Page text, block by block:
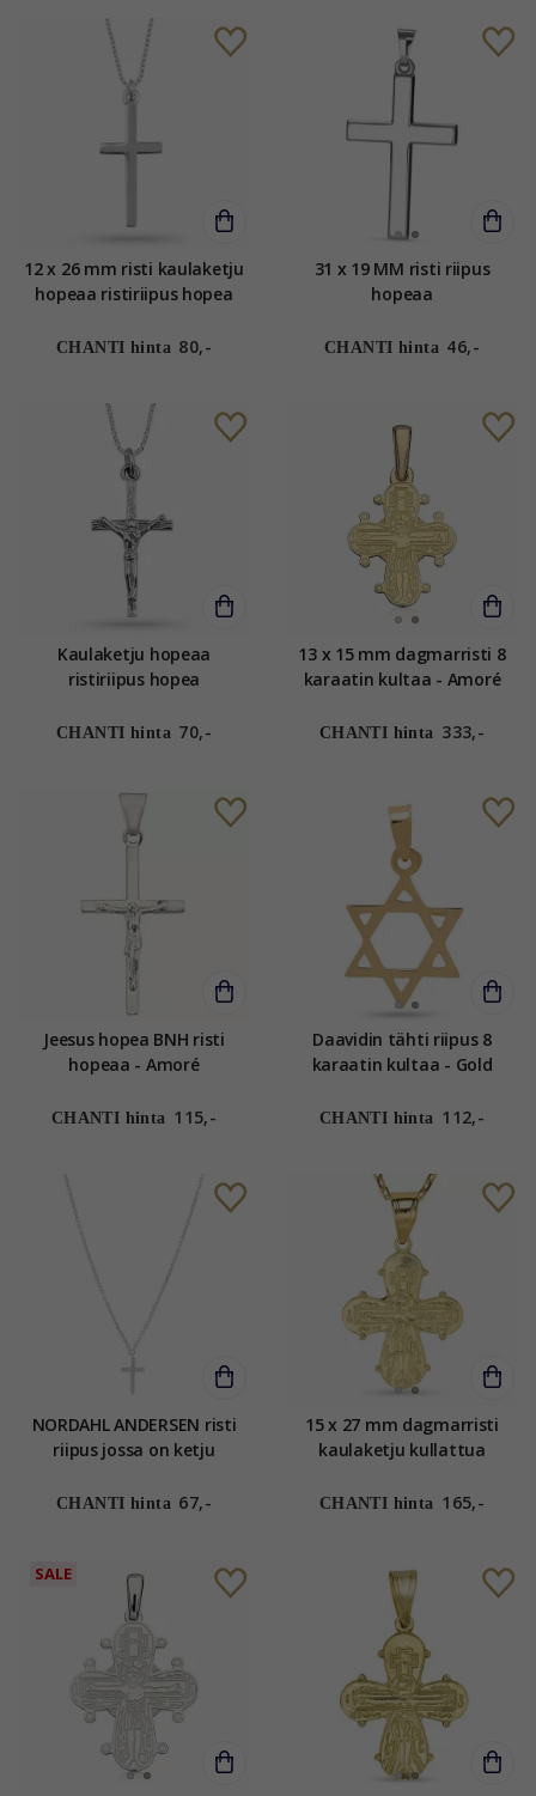
12 x 26 mm risti kaulaketju
hopeaa ristiriipus hopea
CHANTI hinta 80,-
31 x 19 MM risti riipus
hopeaa
CHANTI hinta 46,-
Kaulaketju hopeaa
ristiriipus hopea
CHANTI hinta 70,-
13 x 15 mm dagmarristi 8
karaatin kultaa - Amoré
CHANTI hinta 333,-
Jeesus hopea BNH risti
hopeaa - Amoré
CHANTI hinta 115,-
Daavidin tähti riipus 8
karaatin kultaa - Gold
CHANTI hinta 112,-
NORDAHL ANDERSEN risti
riipus jossa on ketju
valkoinen zirkoni
CHANTI hinta 67,-
15 x 27 mm dagmarristi
kaulaketju kullattua
hopeaa - Amoré
CHANTI hinta 165,-
SALE